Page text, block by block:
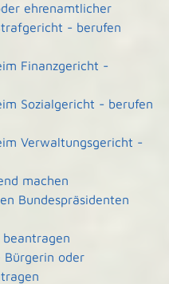
ehrenamtlicher
- berufen
Finanzgericht -
Sozialgericht - berufen
Verwaltungsgericht -
machen
Bundespräsidenten
beantragen
Bürgerin oder